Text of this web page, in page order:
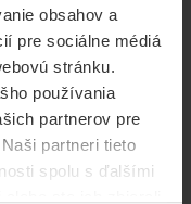
obsahov a
pre sociálne médiá
stránku.
používania
partnerov pre
partneri tieto
spolu s ďalšími